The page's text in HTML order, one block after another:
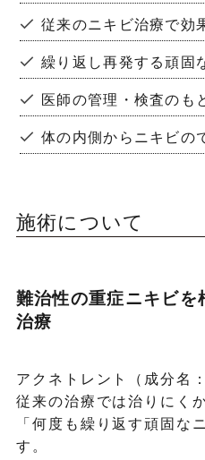
従来のニキビ治療で効
繰り返し再発する頑固
医師の管理・検査のも
体の内側からニキビの
施術について
難治性の重症ニキビを
治療
アクネトレント（成分名
従来の治療では治りにく
「何度も繰り返す頑固な
す。